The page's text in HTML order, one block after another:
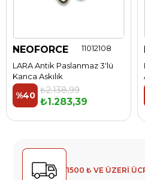
NEOFORCE
LARA Antik Paslanmaz 3'lü
Kanca Askılık
11012108
₺1.283,39
₺2.138,99
%40
1500 ₺ VE ÜZERİ